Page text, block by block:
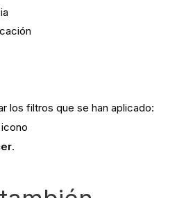
los filtros que se han aplicado:
.